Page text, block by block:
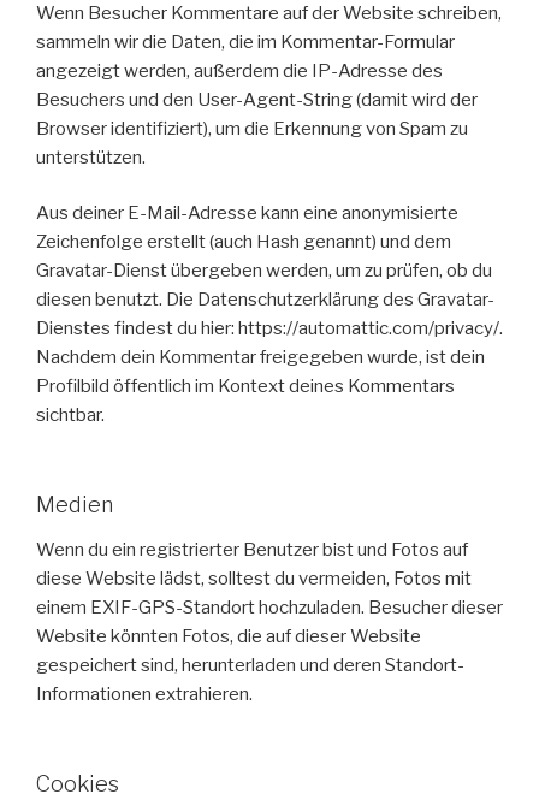
Wenn Besucher Kommentare auf der Website schreiben,
sammeln wir die Daten, die im Kommentar-Formular
angezeigt werden, außerdem die IP-Adresse des
Besuchers und den User-Agent-String (damit wird der
Browser identifiziert), um die Erkennung von Spam zu
unterstützen.
Aus deiner E-Mail-Adresse kann eine anonymisierte
Zeichenfolge erstellt (auch Hash genannt) und dem
Gravatar-Dienst übergeben werden, um zu prüfen, ob du
diesen benutzt. Die Datenschutzerklärung des Gravatar-
Dienstes findest du hier: https://automattic.com/privacy/.
Nachdem dein Kommentar freigegeben wurde, ist dein
Profilbild öffentlich im Kontext deines Kommentars
sichtbar.
Medien
Wenn du ein registrierter Benutzer bist und Fotos auf
diese Website lädst, solltest du vermeiden, Fotos mit
einem EXIF-GPS-Standort hochzuladen. Besucher dieser
Website könnten Fotos, die auf dieser Website
gespeichert sind, herunterladen und deren Standort-
Informationen extrahieren.
Cookies